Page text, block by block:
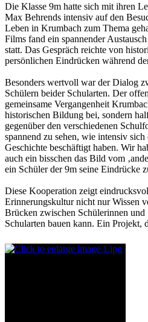
Die Klasse 9m hatte sich mit ihren
Max Behrends intensiv auf den
Leben in Krumbach zum Thema
Films fand ein spannender
statt. Das Gespräch reichte von
persönlichen Eindrücken während
Besonders wertvoll war der Dialog
Schülern beider Schularten. Der
gemeinsame Vergangenheit
historischen Bildung bei, sondern
gegenüber den verschiedenen
spannend zu sehen, wie intensiv
Geschichte beschäftigt haben. Wir
auch ein bisschen das Bild vom
ein Schüler der 9m seine Eindrücke
Diese Kooperation zeigt
Erinnerungskultur nicht nur Wissen
Brücken zwischen Schülerinnen
Schularten bauen kann. Ein Projekt,